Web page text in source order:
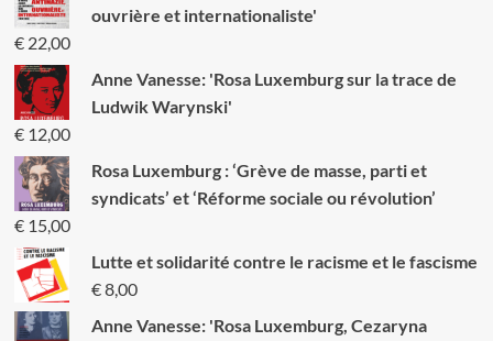
grève
ouvrière et internationaliste'
€22,00
Anne Vanesse: 'Rosa Luxemburg sur la trace de
Ludwik Warynski'
€12,00
Rosa Luxemburg : ‘Grève de masse, parti et
syndicats’ et ‘Réforme sociale ou révolution’
€15,00
Lutte et solidarité contre le racisme et le fascisme
€8,00
Anne Vanesse: 'Rosa Luxemburg, Cezaryna